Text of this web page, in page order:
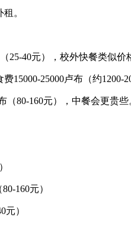
。
25-40元），校外快餐类似价
15000-25000卢布（约
80-160元），中餐会更贵些
160元）
元）